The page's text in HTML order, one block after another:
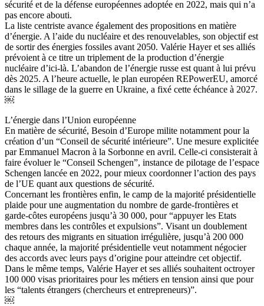
sécurité et de la défense européennes adoptée en 2022, mais qui n’a
pas encore abouti.
La liste centriste avance également des propositions en matière
d’énergie. A l’aide du nucléaire et des renouvelables, son objectif est
de sortir des énergies fossiles avant 2050. Valérie Hayer et ses alliés
prévoient à ce titre un triplement de la production d’énergie
nucléaire d’ici-là. L’abandon de l’énergie russe est quant à lui prévu
dès 2025. A l’heure actuelle, le plan européen REPowerEU, amorcé
dans le sillage de la guerre en Ukraine, a fixé cette échéance à 2027.
￼
L’énergie dans l’Union européenne
En matière de sécurité, Besoin d’Europe milite notamment pour la
création d’un “Conseil de sécurité intérieure”. Une mesure explicitée
par Emmanuel Macron à la Sorbonne en avril. Celle-ci consisterait à
faire évoluer le “Conseil Schengen”, instance de pilotage de l’espace
Schengen lancée en 2022, pour mieux coordonner l’action des pays
de l’UE quant aux questions de sécurité.
Concernant les frontières enfin, le camp de la majorité présidentielle
plaide pour une augmentation du nombre de garde-frontières et
garde-côtes européens jusqu’à 30 000, pour “appuyer les Etats
membres dans les contrôles et expulsions”. Visant un doublement
des retours des migrants en situation irrégulière, jusqu’à 200 000
chaque année, la majorité présidentielle veut notamment négocier
des accords avec leurs pays d’origine pour atteindre cet objectif.
Dans le même temps, Valérie Hayer et ses alliés souhaitent octroyer
100 000 visas prioritaires pour les métiers en tension ainsi que pour
les “talents étrangers (chercheurs et entrepreneurs)”.
￼